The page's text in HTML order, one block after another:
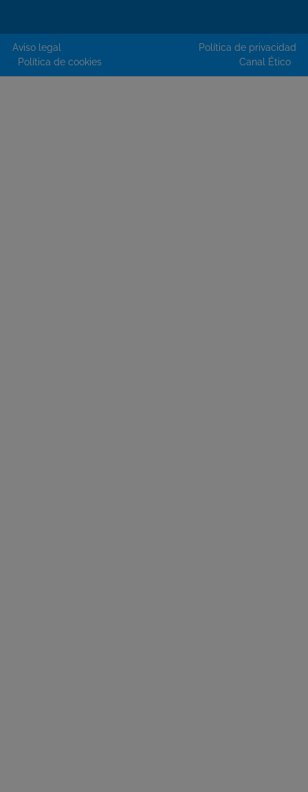
Aviso legal
Política de privacidad
Política de cookies
Canal Ético